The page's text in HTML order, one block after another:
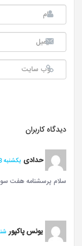
دیدگاه کاربران
حدادی یکشنبه 13 نوامبر 2016 در 12:19
سلام پرسشنامه هفت
یونس پاکپور شنبه 2